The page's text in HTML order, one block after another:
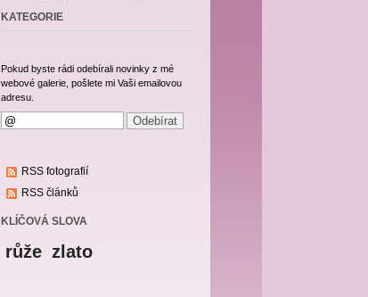
KATEGORIE
Pokud byste rádi odebírali novinky z mé
webové galerie, pošlete mi Vaši emailovou
adresu.
RSS fotografií
RSS článků
KLÍČOVÁ SLOVA
růže zlato